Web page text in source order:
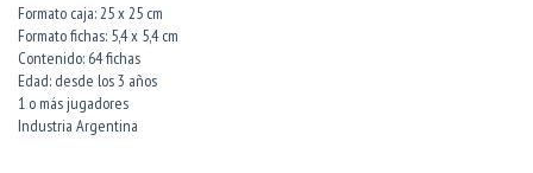
Formato caja: 25 x 25 cm
Formato fichas: 5,4 x 5,4 cm
Contenido: 64 fichas
Edad: desde los 3 años
1 o más jugadores
Industria Argentina